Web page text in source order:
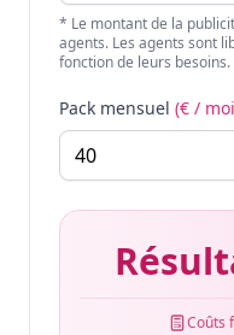
* Le montant de la
agents. Les agents sont
fonction de leurs besoins.
Pack mensuel (€ /
Coûts